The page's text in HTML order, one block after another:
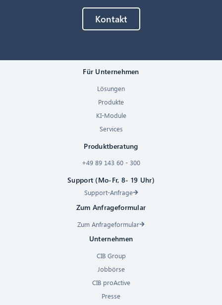
Kontakt
Für Unternehmen
Lösungen
Produkte
KI-Module
Services
Produktberatung
+49 89 143 60 - 300
Support (Mo-Fr, 8- 19 Uhr)
Support-Anfrage
Zum Anfrageformular
Zum Anfrageformular
Unternehmen
CIB Group
Jobbörse
CIB proActive
Presse